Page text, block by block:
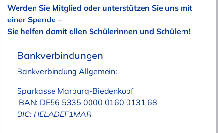
Werden Sie Mitglied oder unterstützen Sie uns mit
einer Spende –
Sie helfen damit allen Schülerinnen und Schülern!
Bankverbindungen
Bankverbindung Allgemein:
Sparkasse Marburg-Biedenkopf
IBAN: DE56 5335 0000 0160 0131 68
BIC: HELADEF1MAR